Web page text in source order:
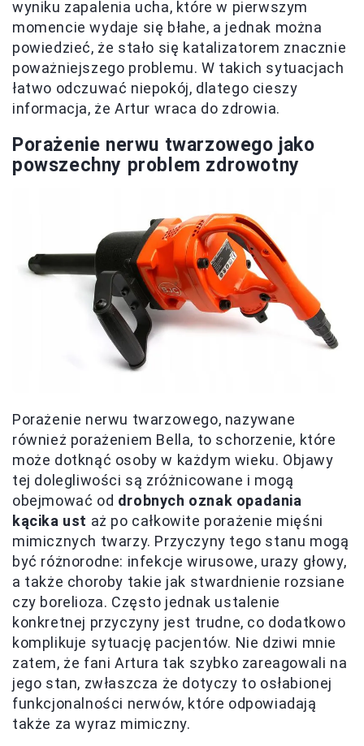
wyniku zapalenia ucha, które w pierwszym
momencie wydaje się błahe, a jednak można
powiedzieć, że stało się katalizatorem znacznie
poważniejszego problemu. W takich sytuacjach
łatwo odczuwać niepokój, dlatego cieszy
informacja, że Artur wraca do zdrowia.
Porażenie nerwu twarzowego jako
powszechny problem zdrowotny
Porażenie nerwu twarzowego, nazywane
również porażeniem Bella, to schorzenie, które
może dotknąć osoby w każdym wieku. Objawy
tej dolegliwości są zróżnicowane i mogą
obejmować od drobnych oznak opadania
kącika ust aż po całkowite porażenie mięśni
mimicznych twarzy. Przyczyny tego stanu mogą
być różnorodne: infekcje wirusowe, urazy głowy,
a także choroby takie jak stwardnienie rozsiane
czy borelioza. Często jednak ustalenie
konkretnej przyczyny jest trudne, co dodatkowo
komplikuje sytuację pacjentów. Nie dziwi mnie
zatem, że fani Artura tak szybko zareagowali na
jego stan, zwłaszcza że dotyczy to osłabionej
funkcjonalności nerwów, które odpowiadają
także za wyraz mimiczny.